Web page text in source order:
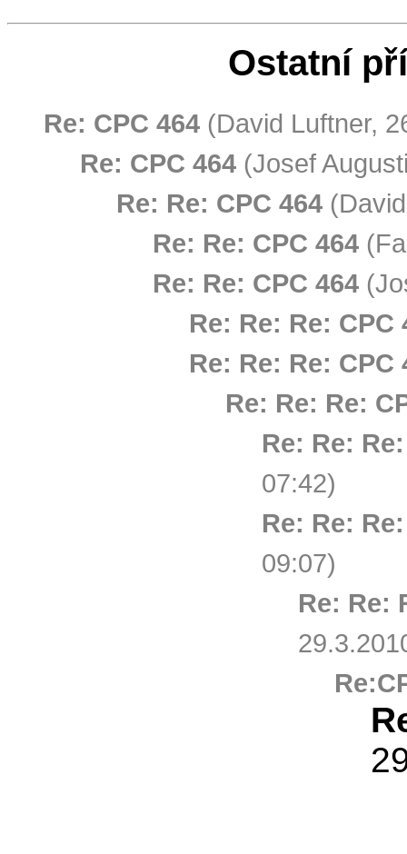
Ostatní
Re: CPC 464 (David Luftner,
Re: CPC 464 (Josef
Re: Re: CPC 464
Re: Re: CPC 464
Re: Re: CPC 464
Re: Re: Re: CPC
Re: Re: Re: CPC
Re: Re: Re:
Re: Re:
07:42)
Re: Re:
09:07)
Re: Re: